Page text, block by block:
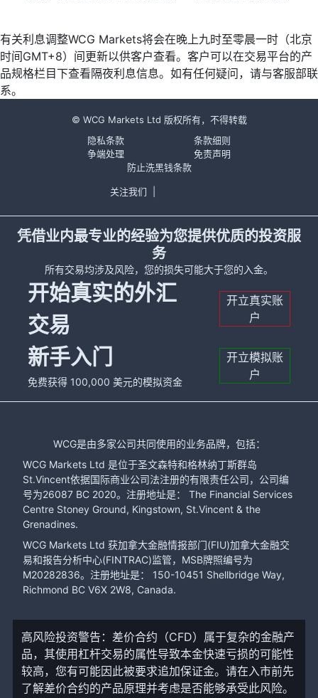
有关利息调整WCG Markets将会在晚上九时至零晨一时（北京
时间GMT+8）间更新以供客户查看。客户可以在交易平台的产
品规格栏目下查看隔夜利息信息。如有任何疑问，请与客服部联
系。
© WCG Markets Ltd 版权所有，不得转载
隐私条款
条款细则
争端处理
免责声明
防止洗黑钱条款
关注我们
凭借业内最专业的经验为您提供优质的投资服
务
所有交易均涉及风险，您的损失可能大于您的入金。
开始真实的外汇
交易
开立真实账
户
新手入门
免费获得 100,000 美元的模拟资金
开立模拟账
户
WCG是由多家公司共同使用的业务品牌，包括：
WCG Markets Ltd 是位于圣文森特和格林纳丁斯群岛
St.Vincent依据国际商业公司法注册的有限责任公司，公司编
号为26087 BC 2020。注册地址是： The Financial Services
Centre Stoney Ground, Kingstown, St.Vincent & the
Grenadines.
WCG Markets Ltd 获加拿大金融情报部门(FIU)加拿大金融交
易和报告分析中心(FINTRAC)监管，MSB牌照编号为
M20282836。注册地址是： 150-10451 Shellbridge Way,
Richmond BC V6X 2W8, Canada.
高风险投资警告：差价合约（CFD）属于复杂的金融产
品，其使用杠杆交易的属性导致本金快速亏损的可能性
较高，您有可能因此被要求追加保证金。请在入市前先
了解差价合约的产品原理并考虑是否能够承受此风险。